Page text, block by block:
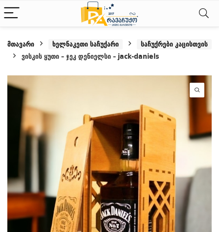
მთავარი ხელნაკეთი საჩუქარი
საჩუქრები კაცისთვის
ვისკის ყუთი – ჯეკ დენიელსი – jack-daniels